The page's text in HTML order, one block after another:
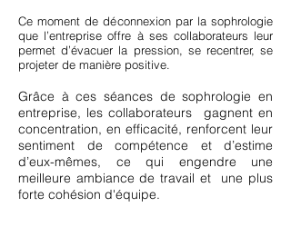
Ce moment de déconnexion par la sophrologie
que l’entreprise offre à ses collaborateurs leur
permet d’évacuer la pression, se recentrer, se
projeter de manière positive.
Grâce à ces séances de sophrologie en
entreprise, les collaborateurs gagnent en
concentration, en efficacité, renforcent leur
sentiment de compétence et d’estime
d’eux-mêmes, ce qui engendre une
meilleure ambiance de travail et une plus
forte cohésion d'équipe.